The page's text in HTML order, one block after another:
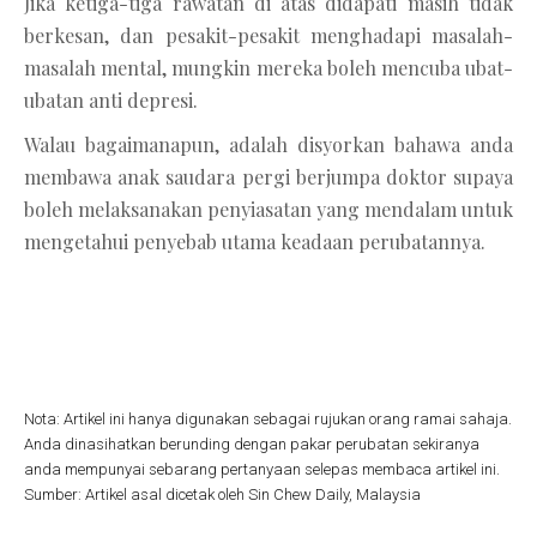
berkesan, dan pesakit-pesakit menghadapi masalah-
masalah mental, mungkin mereka boleh mencuba ubat-
ubatan anti depresi.
Walau bagaimanapun, adalah disyorkan bahawa anda
membawa anak saudara pergi berjumpa doktor supaya
boleh melaksanakan penyiasatan yang mendalam untuk
mengetahui penyebab utama keadaan perubatannya.
Nota: Artikel ini hanya digunakan sebagai rujukan orang ramai sahaja.
Anda dinasihatkan berunding dengan pakar perubatan sekiranya
anda mempunyai sebarang pertanyaan selepas membaca artikel ini.
Sumber: Artikel asal dicetak oleh Sin Chew Daily, Malaysia